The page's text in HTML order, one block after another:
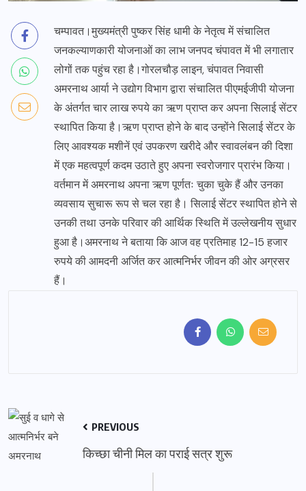
चम्पावत।मुख्यमंत्री पुष्कर सिंह धामी के नेतृत्व में संचालित
जनकल्याणकारी योजनाओं का लाभ जनपद चंपावत में भी लगातार
लोगों तक पहुंच रहा है।गोरलचौड़ लाइन, चंपावत निवासी
अमरनाथ आर्या ने उद्योग विभाग द्वारा संचालित पीएमईजीपी योजना
के अंतर्गत चार लाख रुपये का ऋण प्राप्त कर अपना सिलाई सेंटर
स्थापित किया है।ऋण प्राप्त होने के बाद उन्होंने सिलाई सेंटर के
लिए आवश्यक मशीनें एवं उपकरण खरीदे और स्वावलंबन की दिशा
में एक महत्वपूर्ण कदम उठाते हुए अपना स्वरोजगार प्रारंभ किया।
वर्तमान में अमरनाथ अपना ऋण पूर्णतः चुका चुके हैं और उनका
व्यवसाय सुचारू रूप से चल रहा है। सिलाई सेंटर स्थापित होने से
उनकी तथा उनके परिवार की आर्थिक स्थिति में उल्लेखनीय सुधार
हुआ है।अमरनाथ ने बताया कि आज वह प्रतिमाह 12-15 हजार
रुपये की आमदनी अर्जित कर आत्मनिर्भर जीवन की ओर अग्रसर
हैं।
PREVIOUS
किच्छा चीनी मिल का पराई सत्र शुरू